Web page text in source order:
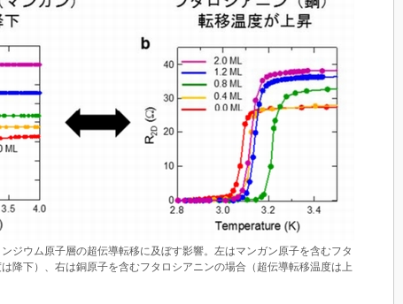
ジウム原子層の超伝導転移に及ぼす影響。左はマンガン原子を含むフタ
降下）、右は銅原子を含むフタロシアニンの場合（超伝導転移温度は上